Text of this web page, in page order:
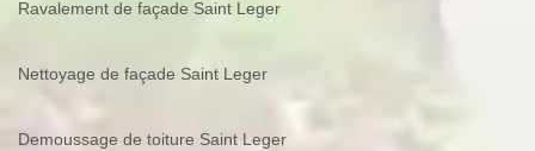
Ravalement de façade Saint Leger
Nettoyage de façade Saint Leger
Demoussage de toiture Saint Leger